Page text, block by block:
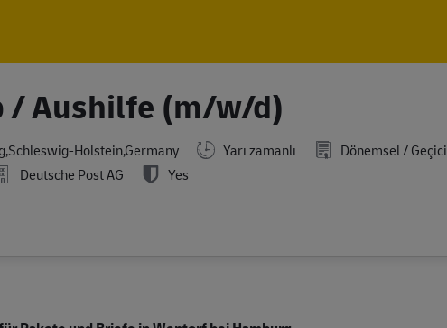
/ Aushilfe (m/w/d)
Holstein,Germany Yarı zamanlı
Dönemsel / Geçici
Deutsche Post AG Yes